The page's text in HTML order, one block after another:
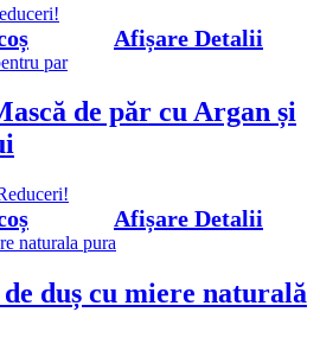
lei.
Afișare Detalii
de păr cu Argan și
lei.
Afișare Detalii
duș cu miere naturală